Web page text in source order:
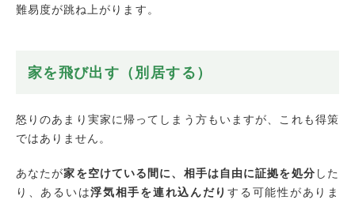
難易度が跳ね上がります。
家を飛び出す（別居する）
怒りのあまり実家に帰ってしまう方もいますが、これも得策
ではありません。
あなたが家を空けている間に、相手は自由に証拠を処分 した
り、あるいは浮気相手を連れ込んだりする可能性がありま